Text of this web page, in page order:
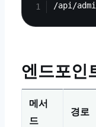
엔드포인
메서
드
경로